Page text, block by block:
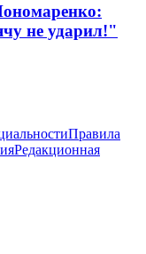
не ударил!"
Правила
Редакционная